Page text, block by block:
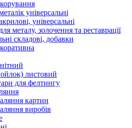
універсальні
універсальні
металу, золочення та реставрації
складові, добавки
листовий
для фелтингу
картин
виробів